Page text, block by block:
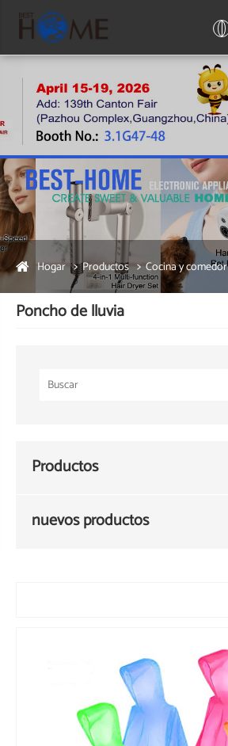
Hogar Productos Cocina y comedor
Poncho de lluvia
Productos
nuevos productos